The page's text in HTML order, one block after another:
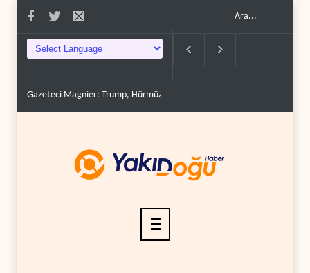
Magnier: Trump, Hürmüz Boğazı denetimini doğru..